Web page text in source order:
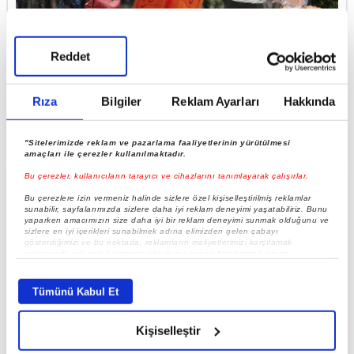
Rıza Bilgiler Reklam Ayarları Hakkında
"Sitelerimizde reklam ve pazarlama faaliyetlerinin yürütülmesi
amaçları ile çerezler kullanılmaktadır.
Bu çerezler, kullanıcıların tarayıcı ve cihazlarını tanımlayarak çalışırlar.
Bu çerezlere izin vermeniz halinde sizlere özel kişiselleştirilmiş reklamlar
sunabilir, sayfalarımızda sizlere daha iyi reklam deneyimi yaşatabiliriz. Bunu
yaparken amacımızın size daha iyi bir reklam deneyimi sunmak olduğunu ve
sizlere en iyi içerikleri sunabilmek adına elimizden gelen çabayı
gösterdiğimizi ve bu noktada, reklamların maliyetlerimizi karşılamak
kullanıcılara hedefli reklamlar gösterilmeyecektir."
Sizlere daha iyi bir hizmet sunabilmek için İnternet Sitemizde kendimize ve
kişisel verileriniz işlenmekte olup gerekli olan çerezler bilgi toplumu
Tümünü Kabul Et
Kişiselleştir
Reddet
Son dakika hava durumu! Meteoroloji'den çifte
alarm: Bir yanda 44 derece kavurucu sıcak, diğer
yanda sel ve...